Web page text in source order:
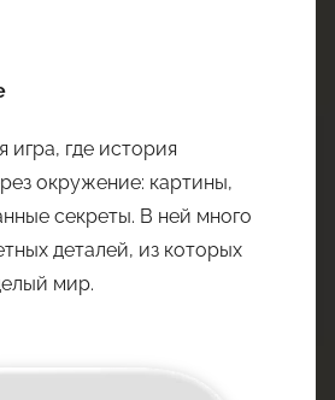
игра, где история
окружение: картины,
секреты. В ней много
деталей, из которых
мир.